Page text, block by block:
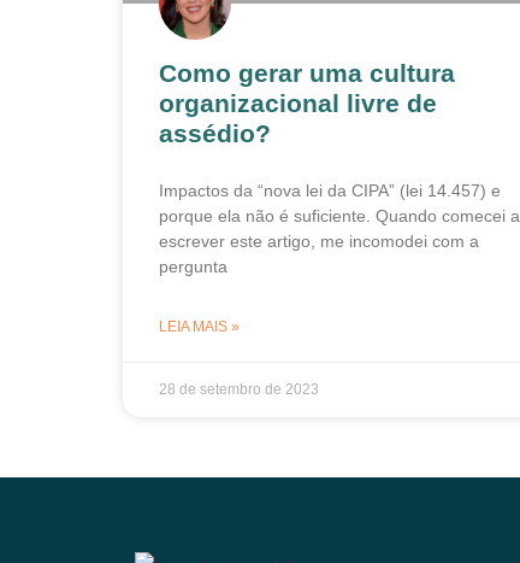
Como gerar uma cultura
organizacional livre de
assédio?
Impactos da “nova lei da CIPA” (lei 14.457) e
porque ela não é suficiente. Quando comecei a
escrever este artigo, me incomodei com a
pergunta
LEIA MAIS »
28 de setembro de 2023